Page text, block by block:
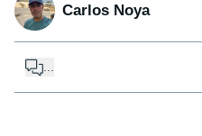
Carlos Noya
...